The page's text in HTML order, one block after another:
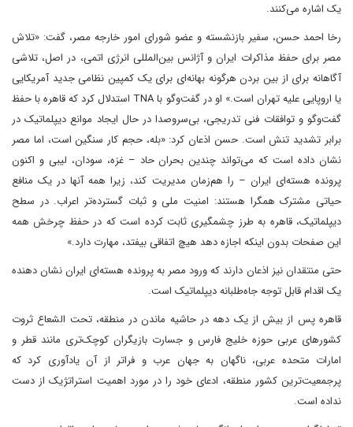
یک اشاره می‌کنند.
رخا احمد حسن، سفیر بازنشسته و عضو شورای امور خارجه مصر، گفت: «تلاش
مصر برای حفظ مذاکرات ایران و آژانس بین‌المللی انرژی اتمی، در اصل، تلاشی
آگاهانه برای از بین بردن هرگونه بهانه‌ای برای یک کمپین نظامی جدید آمریکایی
یا اروپایی علیه تهران است.» او در گفت‌وگو با TNA استدلال کرد که قاهره با حفظ
گفت‌وگو و توافقات فنی تدریجی، بی‌سروصدا در حال ایجاد موانع دیپلماتیک در
برابر تشدید تنش است. حسن اذعان کرد: «بله، حجم کار سنگین است، اما مصر
نشان داده است که می‌تواند چندین بحران حاد – غزه، سودان، لیبی و اکنون
پرونده هسته‌ای ایران – را هم‌زمان مدیریت کند، زیرا همه آنها در یک منافع
حیاتی مشترک همگرا هستند: امنیت ملی و ثبات گسترده‌تر اعراب. در سطح
دیپلماتیک، قاهره به طرز چشمگیری ثابت کرده است که در حفظ چرخش همه
این صفحات بدون اینکه اجازه دهد هیچ اتفاقی بیفتد، مهارت دارد.»
حتی منتقدان نیز اذعان دارند که ورود مصر به پرونده هسته‌ای ایران نشان دهنده
یک اقدام قابل توجه جاه‌طلبانه دیپلماتیک است.
قاهره پس از بیش از یک دهه در حاشیه ماندن در منطقه، تحت الشعاع ثروت
کشورهای عربی حوزه خلیج فارس و جسارت بازیگران کوچک‌تری مانند قطر و
امارات متحده عربی، ناگهان به جهان عرب و فراتر از آن یادآوری کرد که
پرجمعیت‌ترین کشور منطقه، ادعای خود را در مورد اهمیت استراتژیک از دست
نداده است.